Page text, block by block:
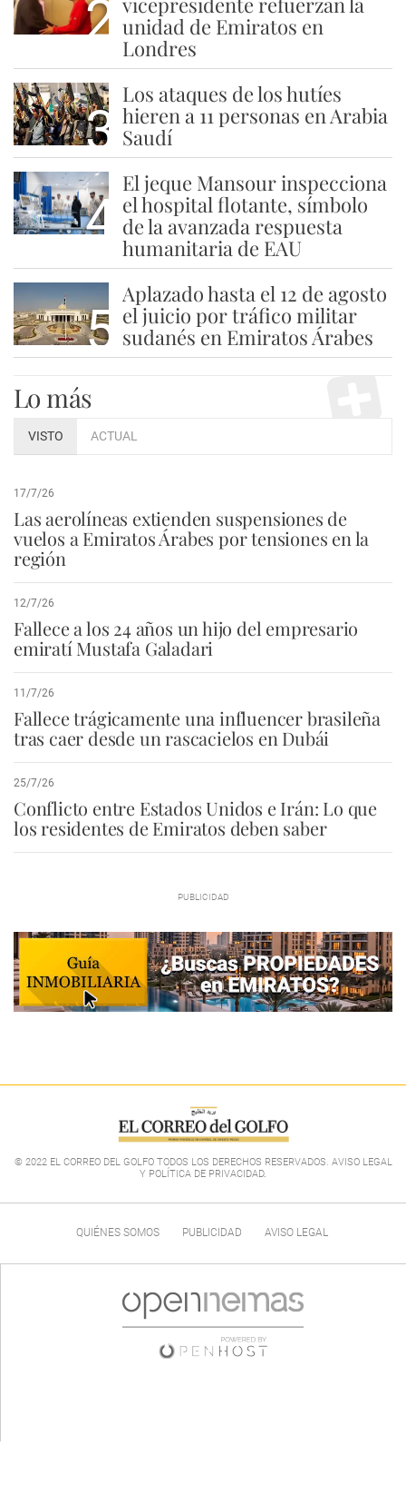
2 unidad de Emiratos en
Londres
3
Los ataques de los hutíes
hieren a 11 personas en Arabia
Saudí
4
El jeque Mansour inspecciona
el hospital flotante, símbolo
de la avanzada respuesta
humanitaria de EAU
5
Aplazado hasta el 12 de agosto
el juicio por tráfico militar
sudanés en Emiratos Árabes
Lo más
VISTO ACTUAL
17/7/26
Las aerolíneas extienden suspensiones de
vuelos a Emiratos Árabes por tensiones en la
región
12/7/26
Fallece a los 24 años un hijo del empresario
emiratí Mustafa Galadari
11/7/26
Fallece trágicamente una influencer brasileña
tras caer desde un rascacielos en Dubái
25/7/26
Conflicto entre Estados Unidos e Irán: Lo que
los residentes de Emiratos deben saber
© 2022 EL CORREO DEL GOLFO TODOS LOS DERECHOS RESERVADOS. AVISO LEGAL
Y POLÍTICA DE PRIVACIDAD.
QUIÉNES SOMOS PUBLICIDAD AVISO LEGAL